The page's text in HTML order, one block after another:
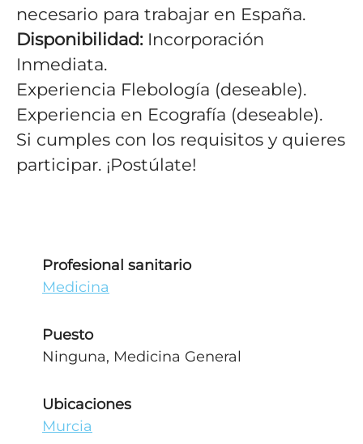
necesario para trabajar en España.
Disponibilidad:Incorporación
Inmediata.
Experiencia Flebología (deseable).
Experiencia en Ecografía (deseable).
Si cumples con los requisitos y quieres
participar. ¡Postúlate!
Profesional sanitario
Medicina
Puesto
Ninguna, Medicina General
Ubicaciones
Murcia